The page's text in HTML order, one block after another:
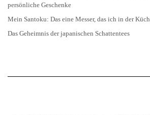
persönliche Geschenke
Mein Santoku: Das eine Messer, das ich in der
Das Geheimnis der japanischen Schattentees